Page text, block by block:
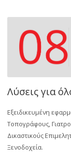
Λύσεις για
Εξειδικευμένη
Τοπογράφους,
Δικαστικούς
Ξενοδοχεία.